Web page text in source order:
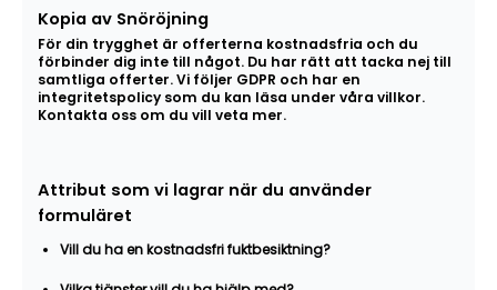
Kopia av Snöröjning
För din trygghet är offerterna kostnadsfria och du
förbinder dig inte till något. Du har rätt att tacka nej till
samtliga offerter. Vi följer GDPR och har en
integritetspolicy som du kan läsa under våra villkor.
Kontakta oss om du vill veta mer.
Attribut som vi lagrar när du använder
formuläret
Vill du ha en kostnadsfri fuktbesiktning?